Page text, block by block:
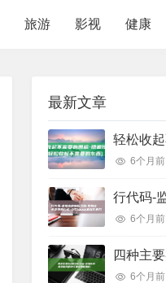
旅游 影视 健康
最新文章
6个月前
6个月前
6个月前